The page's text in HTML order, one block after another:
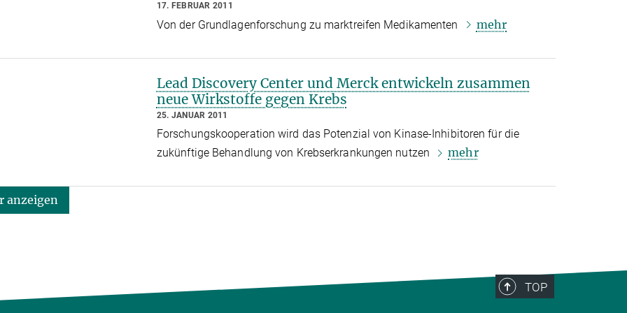
17. FEBRUAR 2011
Von der Grundlagenforschung zu marktreifen Medikamenten mehr
Lead Discovery Center und Merck entwickeln zusammen
neue Wirkstoffe gegen Krebs
25. JANUAR 2011
Forschungskooperation wird das Potenzial von Kinase-Inhibitoren für die
zukünftige Behandlung von Krebserkrankungen nutzen
mehr
anzeigen
TOP